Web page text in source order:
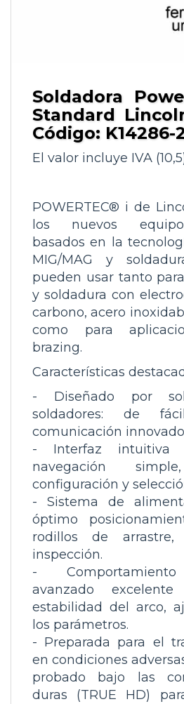
Soldadora
Standard
Código: K14286-
El valor incluye IVA
POWERTEC® i de
los nuevos
basados en la
MIG/MAG
y
pueden usar tanto
y soldadura con
carbono, acero
como para
brazing.
Características
- Diseñado por
soldadores: de
comunicación
- Interfaz intuitiva
navegación
configuración y
- Sistema de
óptimo
rodillos de arrastre,
inspección.
-
avanzado excelente
estabilidad del arco,
los parámetros.
- Preparada para el
en condiciones
probado bajo las
duras (TRUE HD)